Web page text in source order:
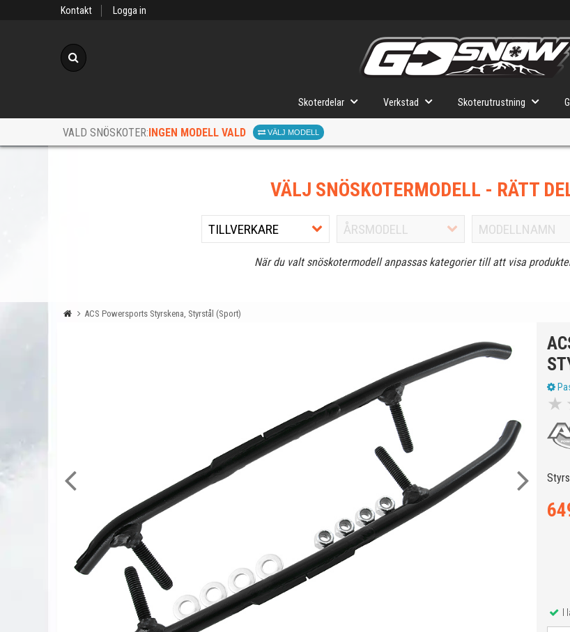
Kontakt Logga in
Skoterdelar Verkstad Skoterutrustning
VALD SNÖSKOTER:INGEN MODELL VALD VÄLJ MODELL
VÄLJ SNÖSKOTERMODELL - RÄTT
När du valt snöskotermodell anpassas kategorier till att visa
ACS Powersports Styrskena, Styrstål (Sport)
★
I